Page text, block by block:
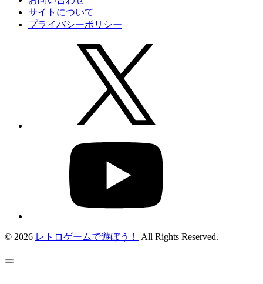
サイトについて
プライバシーポリシー
© 2026 レトロゲームで遊ぼう！ All Rights Reserved.